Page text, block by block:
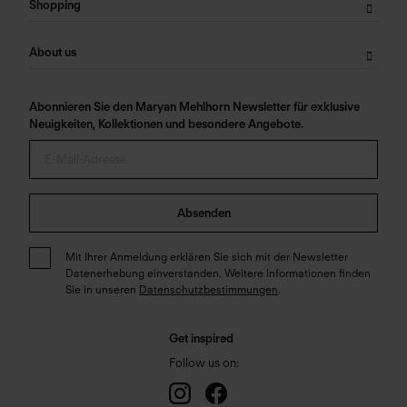
Shopping
About us
Abonnieren Sie den Maryan Mehlhorn Newsletter für exklusive
Neuigkeiten, Kollektionen und besondere Angebote.
Absenden
Mit Ihrer Anmeldung erklären Sie sich mit der Newsletter
Datenerhebung einverstanden. Weitere Informationen finden
Sie in unseren Datenschutzbestimmungen.
Get inspired
Follow us on: